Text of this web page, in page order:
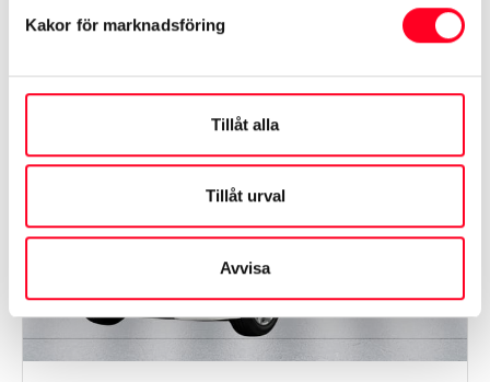
Kakor för marknadsföring
Tillåt alla
Tillåt urval
Avvisa
Erlings Bil i Uddevalla